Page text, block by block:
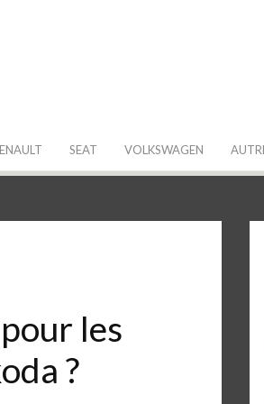
SEAT VOLKSWAGEN
les
?